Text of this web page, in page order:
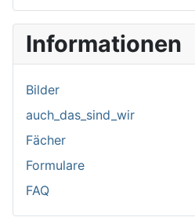
Informationen
Bilder
auch_das_sind_wir
Fächer
Formulare
FAQ